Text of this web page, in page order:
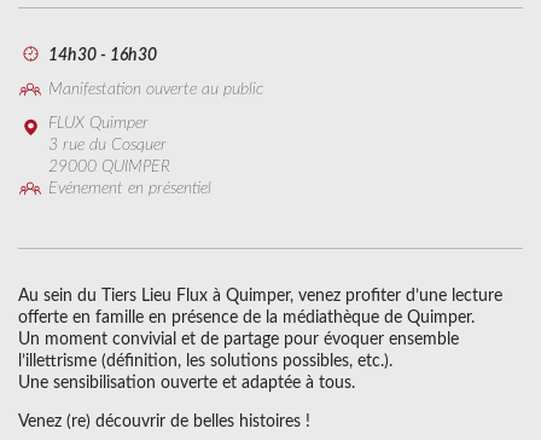
14h30 - 16h30
Manifestation ouverte au public
FLUX Quimper
3 rue du Cosquer
29000 QUIMPER
Evénement en présentiel
Au sein du Tiers Lieu Flux à Quimper, venez profiter d’une lecture
offerte en famille en présence de la médiathèque de Quimper.
Un moment convivial et de partage pour évoquer ensemble
l’illettrisme (définition, les solutions possibles, etc.).
Une sensibilisation ouverte et adaptée à tous.
Venez (re) découvrir de belles histoires !